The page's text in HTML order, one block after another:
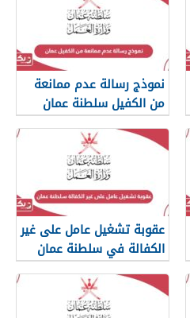
نموذج رسالة عدم ممانعة
من الكفيل سلطنة عمان
عقوبة تشغيل عامل على غير
الكفالة في سلطنة عمان